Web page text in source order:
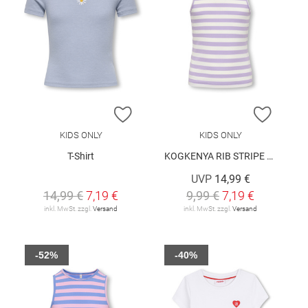
ZUR WUNSCHLISTE HINZUFÜGEN
KIDS ONLY
T-Shirt
14,99 €7,19 €
inkl. MwSt. zzgl. Versand
ZUR
KIDS ONLY
KOGKENYA RIB STRIPE TANK TOP JRS
UVP 14,99 €
9,99 €7,19 €
inkl. MwSt. zzgl. Versand
-52% -40%